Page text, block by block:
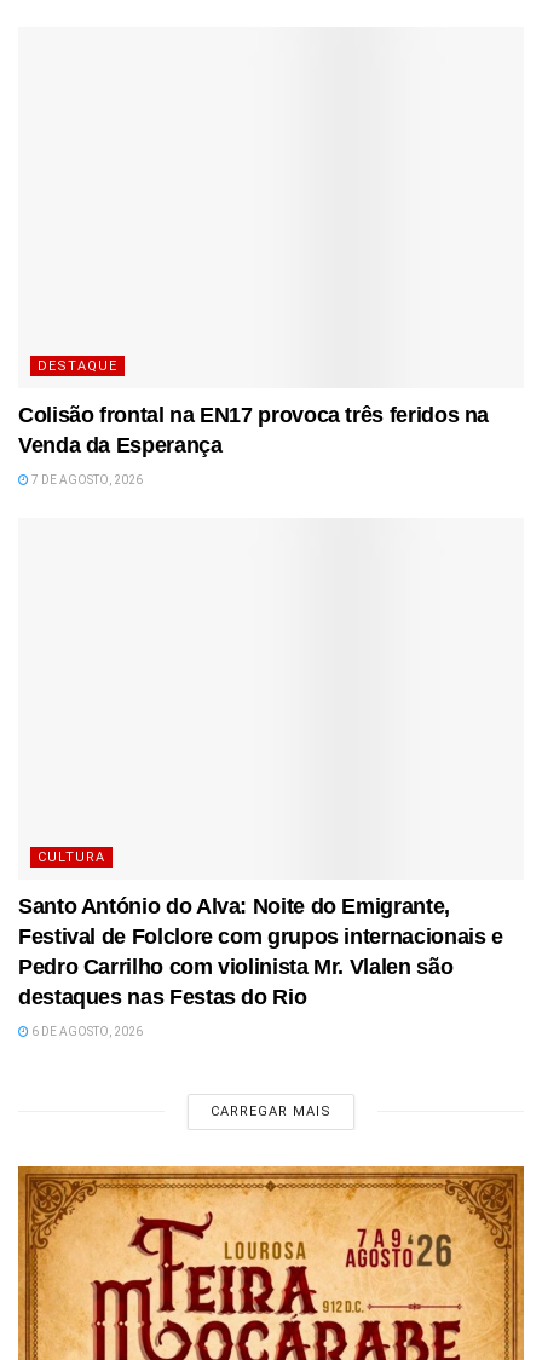
DESTAQUE
Colisão frontal na EN17 provoca três feridos na
Venda da Esperança
7 DE AGOSTO, 2026
CULTURA
Santo António do Alva: Noite do Emigrante,
Festival de Folclore com grupos internacionais e
Pedro Carrilho com violinista Mr. Vlalen são
destaques nas Festas do Rio
6 DE AGOSTO, 2026
CARREGAR MAIS